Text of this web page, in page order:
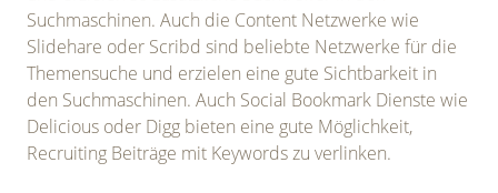
Suchmaschinen. Auch die Content Netzwerke wie
Slidehare oder Scribd sind beliebte Netzwerke für die
Themensuche und erzielen eine gute Sichtbarkeit in
den Suchmaschinen. Auch Social Bookmark Dienste wie
Delicious oder Digg bieten eine gute Möglichkeit,
Recruiting Beiträge mit Keywords zu verlinken.